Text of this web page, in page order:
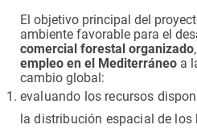
El objetivo principal del
ambiente favorable para el
comercial forestal organizado,
empleo en el Mediterráneo a
cambio global:
evaluando los recursos
la distribución espacial de los